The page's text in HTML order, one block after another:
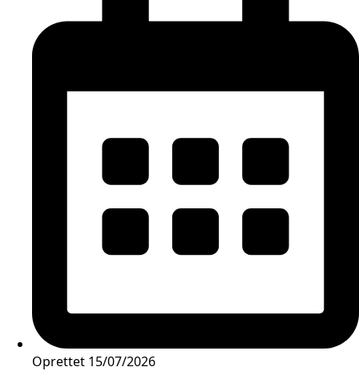
Oprettet 15/07/2026